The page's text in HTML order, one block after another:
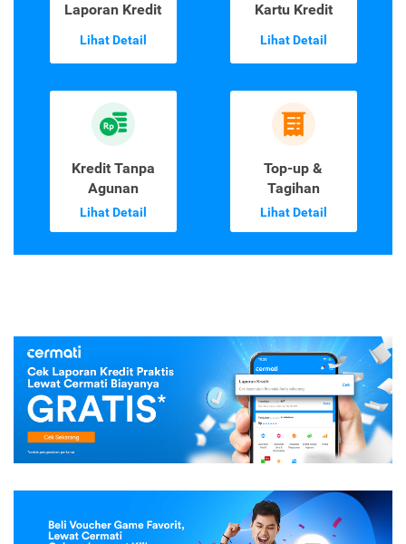
Laporan Kredit
Lihat Detail
Kartu Kredit
Lihat Detail
Kredit Tanpa
Agunan
Lihat Detail
Top-up &
Tagihan
Lihat Detail